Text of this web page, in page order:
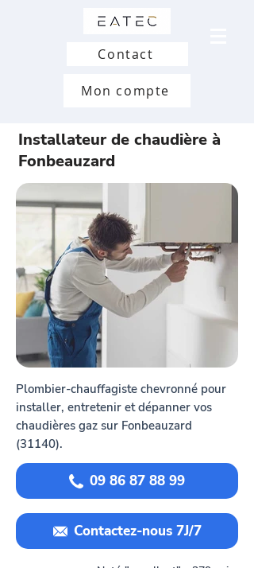
Contact
Mon compte
Installateur de chaudière à
Fonbeauzard
Plombier-chauffagiste chevronné pour
installer, entretenir et dépanner vos
chaudières gaz sur Fonbeauzard
(31140).
09 86 87 88 99
Contactez-nous 7J/7